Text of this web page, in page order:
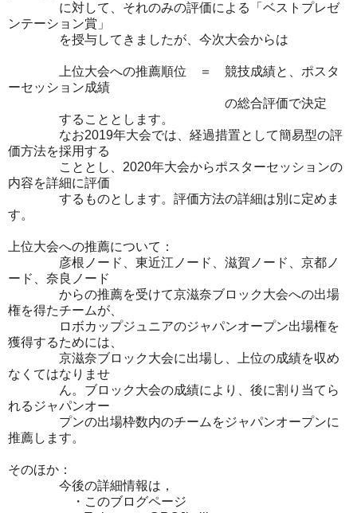
に対して、それのみの評価による「ベストプレゼ
ンテーション賞」
を授与してきましたが、今次大会からは
上位大会への推薦順位 ＝ 競技成績と、ポスタ
ーセッション成績
の総合評価で決定
することとします。
なお2019年大会では、経過措置として簡易型の評
価方法を採用する
こととし、2020年大会からポスターセッションの
内容を詳細に評価
するものとします。評価方法の詳細は別に定めま
す。
上位大会への推薦について：
彦根ノード、東近江ノード、滋賀ノード、京都ノ
ード、奈良ノード
からの推薦を受けて京滋奈ブロック大会への出場
権を得たチームが、
ロボカップジュニアのジャパンオープン出場権を
獲得するためには、
京滋奈ブロック大会に出場し、上位の成績を収め
なくてはなりませ
ん。ブロック大会の成績により、後に割り当てら
れるジャパンオー
プンの出場枠数内のチームをジャパンオープンに
推薦します。
そのほか：
今後の詳細情報は，
・このブログページ